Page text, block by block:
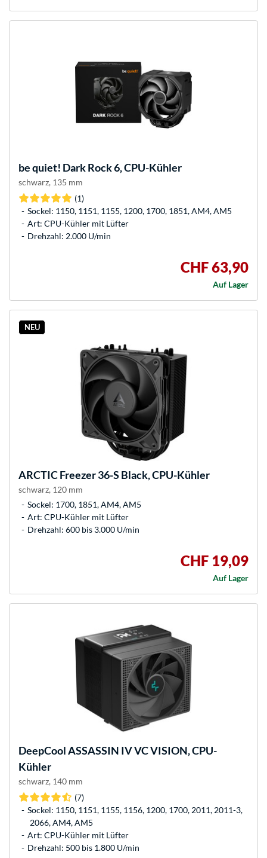
be quiet! Dark Rock 6, CPU-Kühler
schwarz, 135 mm
(1)
Sockel: 1150, 1151, 1155, 1200, 1700, 1851, AM4, AM5
Art: CPU-Kühler mit Lüfter
Drehzahl: 2.000 U/min
CHF 63,90
Auf Lager
NEU
ARCTICFreezer 36-S Black, CPU-Kühler
schwarz, 120 mm
Sockel: 1700, 1851, AM4, AM5
Art: CPU-Kühler mit Lüfter
Drehzahl: 600 bis 3.000 U/min
CHF 19,09
Auf Lager
DeepCoolASSASSIN IV VC VISION, CPU-
Kühler
schwarz, 140 mm
(7)
Sockel: 1150, 1151, 1155, 1156, 1200, 1700, 2011, 2011-3,
2066, AM4, AM5
Art: CPU-Kühler mit Lüfter
Drehzahl: 500 bis 1.800 U/min